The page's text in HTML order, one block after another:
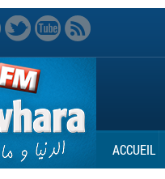
ACCUEIL